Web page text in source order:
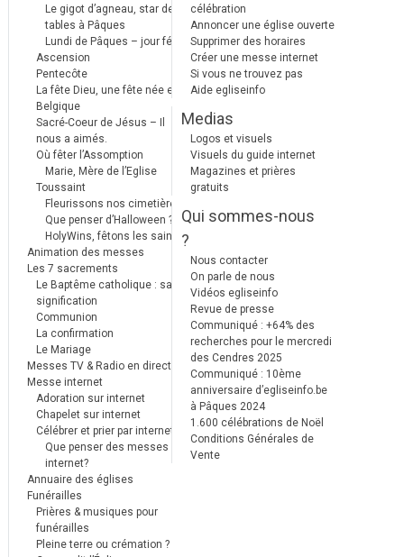
Le gigot d’agneau, star des
tables à Pâques
Lundi de Pâques – jour férié
Ascension
Pentecôte
La fête Dieu, une fête née en
Belgique
Sacré-Coeur de Jésus – Il
nous a aimés.
Où fêter l’Assomption
Marie, Mère de l’Eglise
Toussaint
Fleurissons nos cimetières
Que penser d’Halloween ?
HolyWins, fêtons les saints !
Animation des messes
Les 7 sacrements
Le Baptême catholique : sa
signification
Communion
La confirmation
Le Mariage
Messes TV & Radio en direct
Messe internet
Adoration sur internet
Chapelet sur internet
Célébrer et prier par internet
Que penser des messes
internet?
Annuaire des églises
Funérailles
Prières & musiques pour
funérailles
Pleine terre ou crémation ?
célébration
Annoncer une église ouverte
Supprimer des horaires
Créer une messe internet
Si vous ne trouvez pas
Aide egliseinfo
Medias
Logos et visuels
Visuels du guide internet
Magazines et prières
gratuits
Qui sommes-nous
?
Nous contacter
On parle de nous
Vidéos egliseinfo
Revue de presse
Communiqué : +64% des
recherches pour le mercredi
des Cendres 2025
Communiqué : 10ème
anniversaire d’egliseinfo.be
à Pâques 2024
1.600 célébrations de Noël
Conditions Générales de
Vente